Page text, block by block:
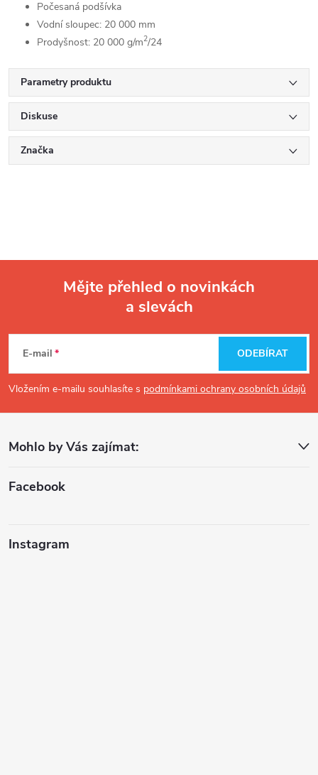
Počesaná podšívka
Vodní sloupec: 20 000 mm
Prodyšnost: 20 000 g/m2/24
Parametry produktu
Diskuse
Značka
p
a
Mějte přehled o novinkách
a slevách
E-mail
Vložením e-mailu souhlasíte s podmínkami ochrany osobních údajů
ODEBÍRAT
Mohlo by Vás zajímat:
Facebook
Instagram